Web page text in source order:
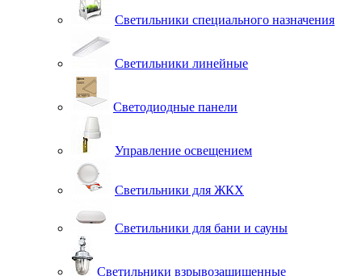
Светильники специального назначения
Светильники линейные
Светодиодные панели
Управление освещением
Светильники для ЖКХ
Светильники для бани и сауны
Светильники взрывозащищенные